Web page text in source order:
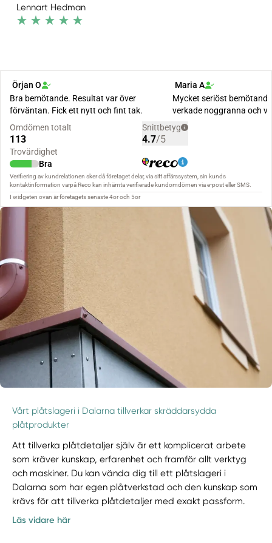
Lennart Hedman
Vårt plåtslageri i Dalarna tillverkar skräddarsydda
plåtprodukter
Att tillverka plåtdetaljer själv är ett komplicerat arbete
som kräver kunskap, erfarenhet och framför allt verktyg
och maskiner. Du kan vända dig till ett plåtslageri i
Dalarna som har egen plåtverkstad och den kunskap som
krävs för att tillverka plåtdetaljer med exakt passform.
Läs vidare här